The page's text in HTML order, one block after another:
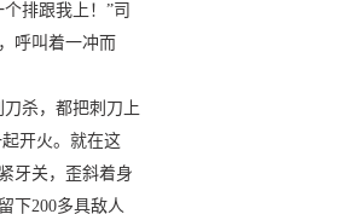
排跟我上！”司
呼叫着一冲而
杀，都把刺刀上
开火。就在这
牙关，歪斜着身
下200多具敌人